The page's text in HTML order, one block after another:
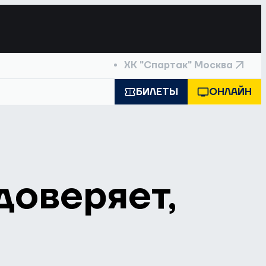
ХК "Спартак" Москва
БИЛЕТЫ ОНЛАЙН